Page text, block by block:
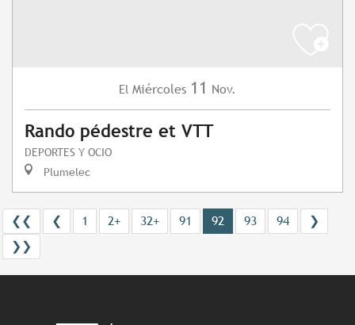
El Miércoles 11 Nov.
Rando pédestre et VTT
DEPORTES Y OCIO
Plumelec
❮❮ ❮ 1 2+ 32+ 91 92 93 94
❯
❯❯